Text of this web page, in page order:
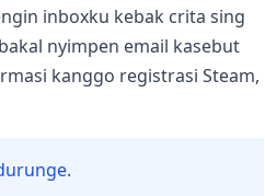
inboxku kebak crita sing
nyimpen email kasebut
kanggo registrasi Steam,